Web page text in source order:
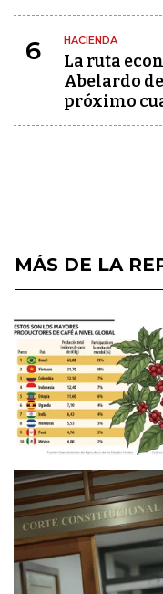
6 HACIENDA
La ruta
Abelardo
próximo
MÁS DE LA